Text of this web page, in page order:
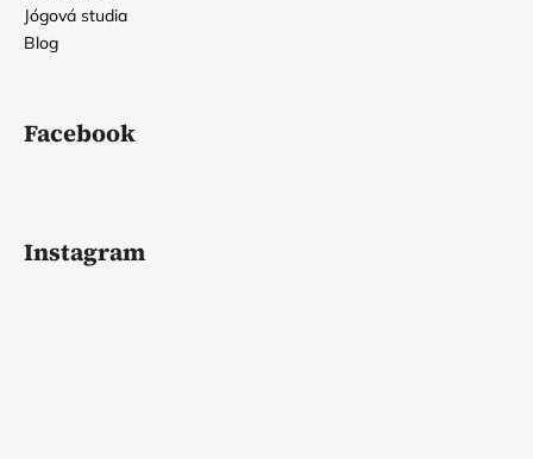
Jógová studia
Blog
Facebook
Instagram